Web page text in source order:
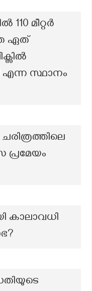
110 മീറ്റർ
ഏത്
എന്ന സ്ഥാനം
കാലാവധി